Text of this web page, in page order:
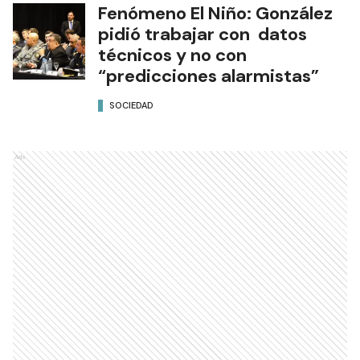
Fenómeno El Niño: González
pidió trabajar con datos
técnicos y no con
“predicciones alarmistas”
SOCIEDAD
Ads